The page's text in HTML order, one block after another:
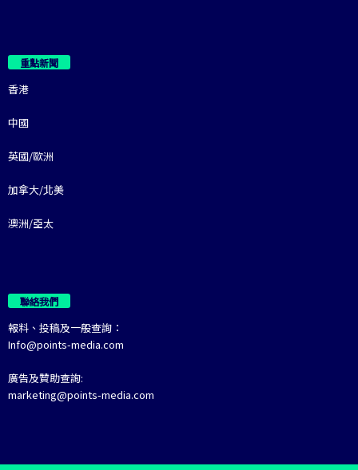
重點新聞
香港
中國
英國/歐洲
加拿大/北美
澳洲/亞太
聯絡我們
報料、投稿及一般查詢：
Info@points-media.com
廣告及贊助查詢:
marketing@points-media.com